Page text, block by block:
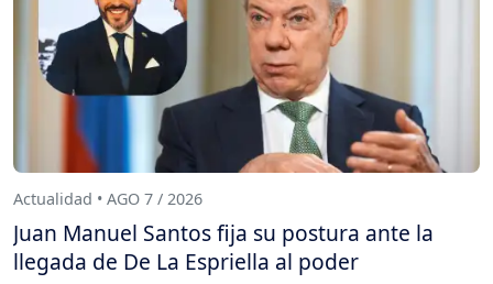
Actualidad • AGO 7 / 2026
Juan Manuel Santos fija su postura ante la
llegada de De La Espriella al poder